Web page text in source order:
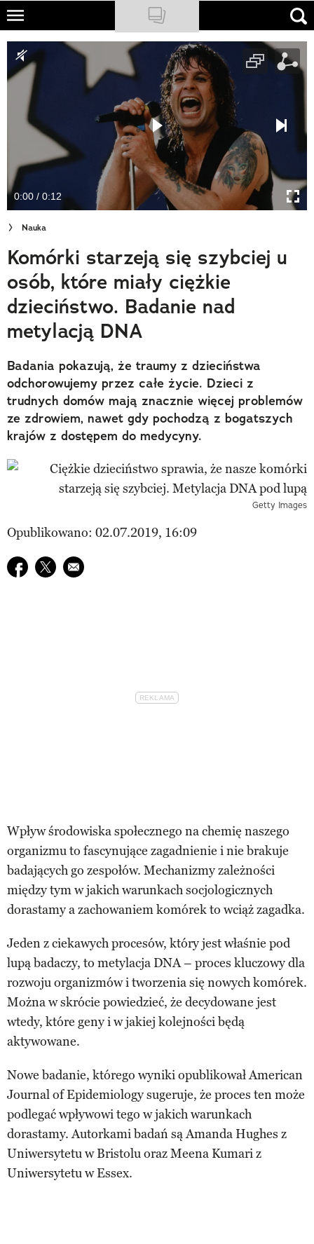
Skip
main
content
NATIONAL GEOGRAPHIC
TRAVELER
PODCASTY
Newsletter
Cuda Polski
Wielki Konkurs Fotograficzny
Trendbook Podróżniczy
Polecane
0:00 / 0:12
Nauka
Komórki starzeją się szybciej u
osób, które miały ciężkie
dzieciństwo. Badanie nad
metylacją DNA
Badania pokazują, że traumy z dzieciństwa
odchorowujemy przez całe życie. Dzieci z
trudnych domów mają znacznie więcej problemów
ze zdrowiem, nawet gdy pochodzą z bogatszych
krajów z dostępem do medycyny.
Getty Images
Opublikowano: 02.07.2019, 16:09
Udostępnij na facebook
Udostępnij na twitter
E-mail do przyjaciela
Wpływ środowiska społecznego na chemię naszego
organizmu to fascynujące zagadnienie i nie brakuje
badających go zespołów. Mechanizmy zależności
między tym w jakich warunkach socjologicznych
dorastamy a zachowaniem komórek to wciąż zagadka.
Jeden z ciekawych procesów, który jest właśnie pod
lupą badaczy, to metylacja DNA – proces kluczowy dla
rozwoju organizmów i tworzenia się nowych komórek.
Można w skrócie powiedzieć, że decydowane jest
wtedy, które geny i w jakiej kolejności będą
aktywowane.
Nowe badanie, którego wyniki opublikował American
Journal of Epidemiology sugeruje, że proces ten może
podlegać wpływowi tego w jakich warunkach
dorastamy. Autorkami badań są Amanda Hughes z
Uniwersytetu w Bristolu oraz Meena Kumari z
Uniwersytetu w Essex.